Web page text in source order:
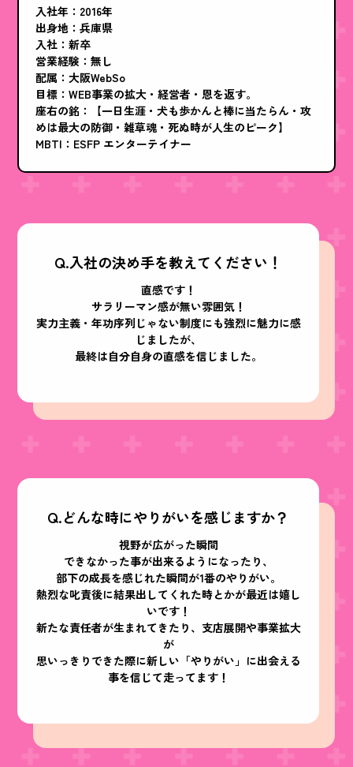
入社年：2016年
出身地：兵庫県
入社：新卒
営業経験：無し
配属：大阪WebSo
目標：WEB事業の拡大・経営者・恩を返す。
座右の銘：【一日生涯・犬も歩かんと棒に当たらん・攻
めは最大の防御・雑草魂・死ぬ時が人生のピーク】
MBTI：ESFP エンターテイナー
Q.入社の決め手を教えてください！
直感です！
サラリーマン感が無い雰囲気！
実力主義・年功序列じゃない制度にも強烈に魅力に感
じましたが、
最終は自分自身の直感を信じました。
Q.どんな時にやりがいを感じますか？
視野が広がった瞬間
できなかった事が出来るようになったり、
部下の成長を感じれた瞬間が1番のやりがい。
熱烈な叱責後に結果出してくれた時とかが最近は嬉し
いです！
新たな責任者が生まれてきたり、支店展開や事業拡大
が
思いっきりできた際に新しい「やりがい」に出会える
事を信じて走ってます！